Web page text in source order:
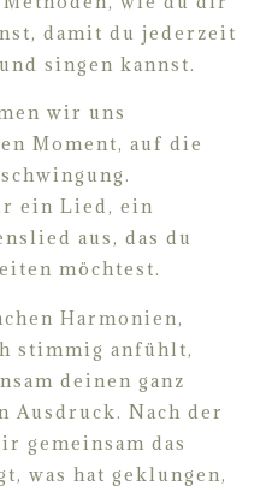
damit du jederzeit
singen kannst.
wir uns
Moment, auf die
ein Lied, ein
aus, das du
möchtest.
Harmonien,
stimmig anfühlt,
deinen ganz
Ausdruck. Nach der
gemeinsam das
was hat geklungen,